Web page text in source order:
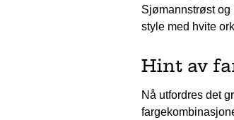
Sjømannstrøst og
style med hvite
Hint av
Nå utfordres det